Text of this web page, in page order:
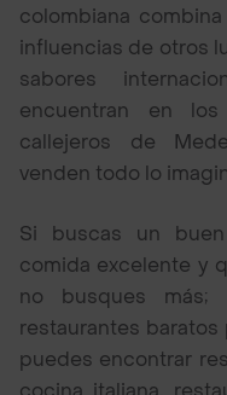
colombiana
influencias de otros
sabores
encuentran en
callejeros de
venden todo lo
Si buscas un
comida excelente y
no busques más;
restaurantes
puedes encontrar